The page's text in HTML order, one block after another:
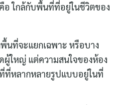
คือ ใกล้กับพื้นที่ที่อยู่ในชีวิตของ
นที่จะแยกเฉพาะ หรือบาง
ผู้ใหญ่ แต่ความสนใจของห้อง
หลากหลายรูปแบบอยู่ในที่